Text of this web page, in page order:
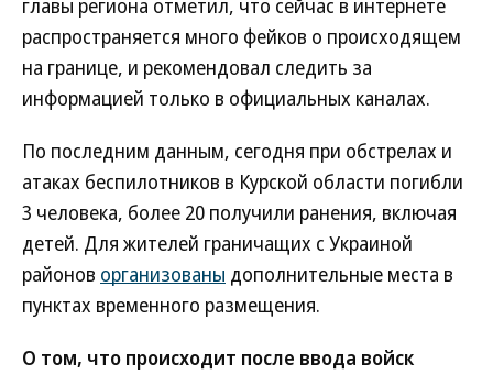
главы региона отметил, что сейчас в интернете
распространяется много фейков о происходящем
на границе, и рекомендовал следить за
информацией только в официальных каналах.
По последним данным, сегодня при обстрелах и
атаках беспилотников в Курской области погибли
3 человека, более 20 получили ранения, включая
детей. Для жителей граничащих с Украиной
районов организованы дополнительные места в
пунктах временного размещения.
О том, что происходит после ввода войск